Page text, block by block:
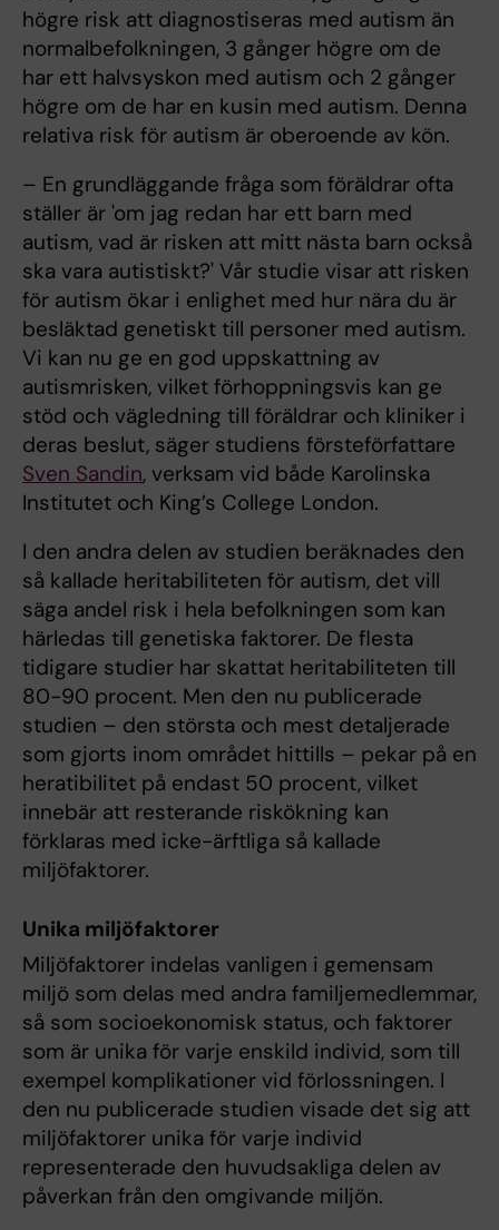
högre risk att diagnostiseras med autism än
normalbefolkningen, 3 gånger högre om de
har ett halvsyskon med autism och 2 gånger
högre om de har en kusin med autism. Denna
relativa risk för autism är oberoende av kön.
– En grundläggande fråga som föräldrar ofta
ställer är 'om jag redan har ett barn med
autism, vad är risken att mitt nästa barn också
ska vara autistiskt?' Vår studie visar att risken
för autism ökar i enlighet med hur nära du är
besläktad genetiskt till personer med autism.
Vi kan nu ge en god uppskattning av
autismrisken, vilket förhoppningsvis kan ge
stöd och vägledning till föräldrar och kliniker i
deras beslut, säger studiens försteförfattare
Sven Sandin, verksam vid både Karolinska
Institutet och King’s College London.
I den andra delen av studien beräknades den
så kallade heritabiliteten för autism, det vill
säga andel risk i hela befolkningen som kan
härledas till genetiska faktorer. De flesta
tidigare studier har skattat heritabiliteten till
80-90 procent. Men den nu publicerade
studien – den största och mest detaljerade
som gjorts inom området hittills – pekar på en
heratibilitet på endast 50 procent, vilket
innebär att resterande riskökning kan
förklaras med icke-ärftliga så kallade
miljöfaktorer.
Unika miljöfaktorer
Miljöfaktorer indelas vanligen i gemensam
miljö som delas med andra familjemedlemmar,
så som socioekonomisk status, och faktorer
som är unika för varje enskild individ, som till
exempel komplikationer vid förlossningen. I
den nu publicerade studien visade det sig att
miljöfaktorer unika för varje individ
representerade den huvudsakliga delen av
påverkan från den omgivande miljön.